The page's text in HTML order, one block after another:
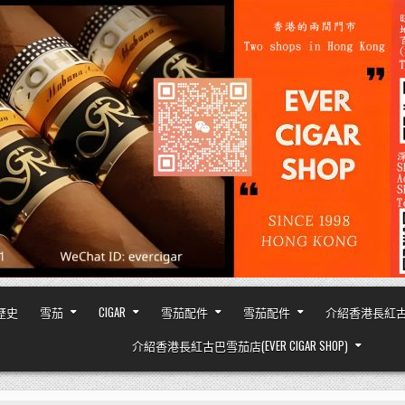
史 雪茄 CIGAR 雪茄配件 雪茄配件
介紹香港長紅古
介紹香港長紅古巴雪茄店(EVER CIGAR SHOP)